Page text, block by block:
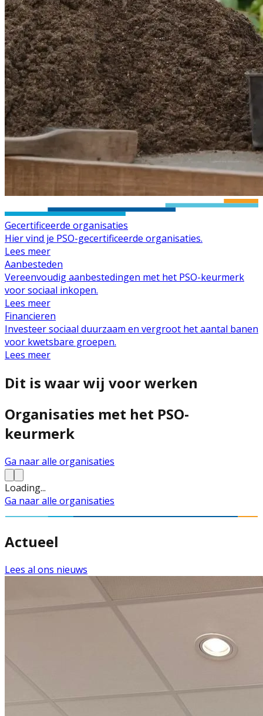
Gecertificeerde organisaties
Hier vind je PSO-gecertificeerde organisaties.
Lees meer
Aanbesteden
Vereenvoudig aanbestedingen met het PSO-keurmerk
voor sociaal inkopen.
Lees meer
Financieren
Investeer sociaal duurzaam en vergroot het aantal banen
voor kwetsbare groepen.
Lees meer
Dit is waar wij voor werken
Organisaties met het PSO-
keurmerk
Ga naar alle organisaties
Loading...
Ga naar alle organisaties
Actueel
Lees al ons nieuws